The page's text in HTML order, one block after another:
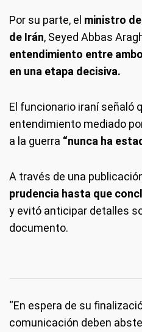
Por su parte, el ministro
de Irán, Seyed Abbas
entendimiento entre
en una etapa decisiva.
El funcionario iraní señaló
entendimiento mediado
a la guerra “nunca ha
A través de una
prudencia hasta que
y evitó anticipar detalles
documento.
“En espera de su
comunicación deben